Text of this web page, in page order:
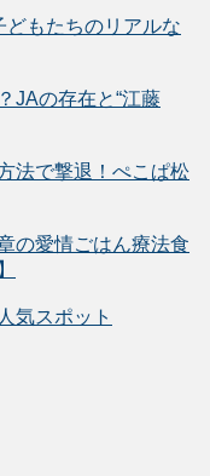
もたちのリアルな
JAの存在と“江藤
法で撃退！ぺこぱ松
の愛情ごはん療法食
気スポット